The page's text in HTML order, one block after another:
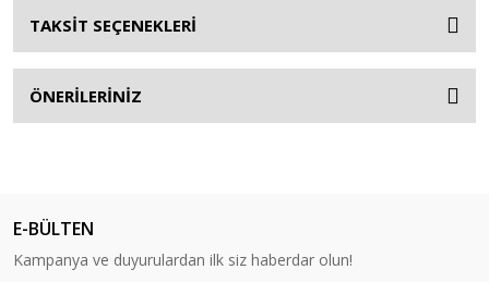
TAKSİT SEÇENEKLERİ
ÖNERİLERİNİZ
E-BÜLTEN
Kampanya ve duyurulardan ilk siz haberdar olun!